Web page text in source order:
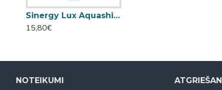
Sinergy Lux Aquashine sprejs matu spīdumam 150ml
15,80€
NOTEIKUMI